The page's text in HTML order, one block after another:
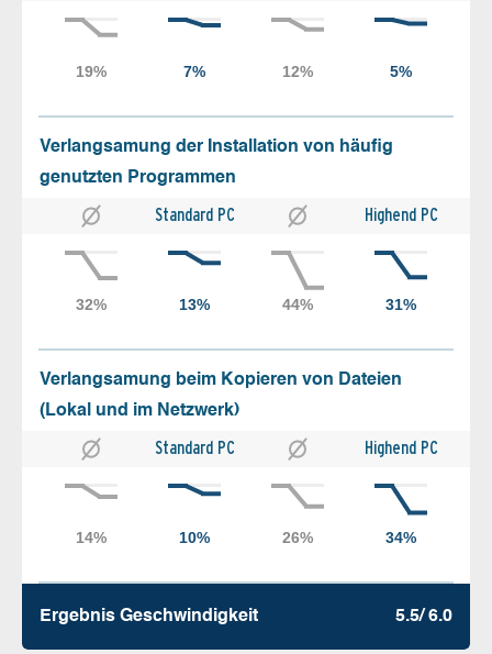
Verlangsamung der Installation von häufig
genutzten Programmen
Standard PC Highend PC
Verlangsamung beim Kopieren von Dateien
(Lokal und im Netzwerk)
Standard PC Highend PC
Ergebnis Geschw­indigkeit 5.5/ 6.0